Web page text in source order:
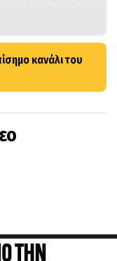
κανάλι του